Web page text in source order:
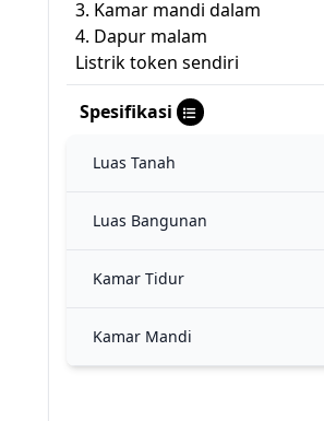
3. Kamar mandi dalam
4. Dapur malam
Listrik token sendiri
Spesifikasi
Luas Tanah
Luas Bangunan
Kamar Tidur
Kamar Mandi